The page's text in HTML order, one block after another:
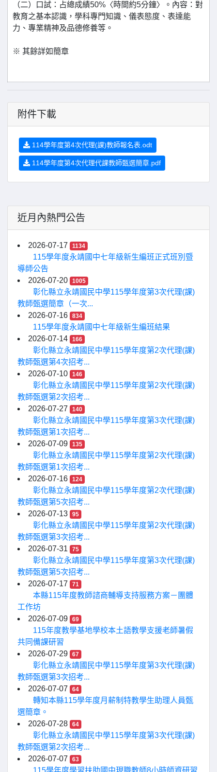
（二）口試：占總成績50%〈時間約5分鐘〉。內容：對
教育之基本認識，學科專門知識、儀表態度、表達能
力、專業精神及品德修養等。
※ 其餘詳如簡章
附件下載
114學年度第4次代理(課)教師報名表.odt
114學年度第4次代理代課教師甄選簡章.pdf
近月內熱門公告
2026-07-17 1134
115學年度永靖國中七年級新生編班正式班別暨
導師公告
2026-07-20
1005
彰化縣立永靖國民中學115學年度第3次代理(課)
教師甄選簡章（一次...
2026-07-16
834
115學年度永靖國中七年級新生編班結果
2026-07-14
166
彰化縣立永靖國民中學115學年度第2次代理(課)
教師甄選第4次招考...
2026-07-10
146
彰化縣立永靖國民中學115學年度第2次代理(課)
教師甄選第2次招考...
2026-07-27
140
彰化縣立永靖國民中學115學年度第3次代理(課)
教師甄選第1次招考...
2026-07-09
135
彰化縣立永靖國民中學115學年度第2次代理(課)
教師甄選第1次招考...
2026-07-16
124
彰化縣立永靖國民中學115學年度第2次代理(課)
教師甄選第5次招考...
2026-07-13
95
彰化縣立永靖國民中學115學年度第2次代理(課)
教師甄選第3次招考...
2026-07-31
75
彰化縣立永靖國民中學115學年度第3次代理(課)
教師甄選第5次招考...
2026-07-17
71
本縣115年度教師諮商輔導支持服務方案－團體
工作坊
2026-07-09
69
115年度教學基地學校本土語教學支援老師暑假
共同備課研習
2026-07-29
67
彰化縣立永靖國民中學115學年度第3次代理(課)
教師甄選第3次招考...
2026-07-07
64
轉知本縣115學年度月薪制特教學生助理人員甄
選簡章。
2026-07-28
64
彰化縣立永靖國民中學115學年度第3次代理(課)
教師甄選第2次招考...
2026-07-07
63
115學年度學習扶助國中現職教師8小時師資研習